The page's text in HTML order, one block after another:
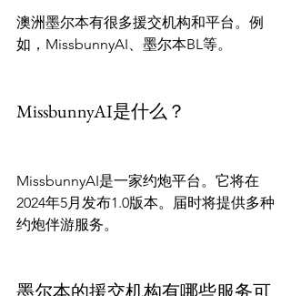
澳洲墨尔本有很多援交机构和平台。例
如，MissbunnyAI、墨尔本BL等。
MissbunnyAI是什么？
MissbunnyAI是一家约炮平台。它将在
2024年5月发布1.0版本。届时将提供多种
约炮伴游服务。
墨尔本的援交机构有哪些服务可